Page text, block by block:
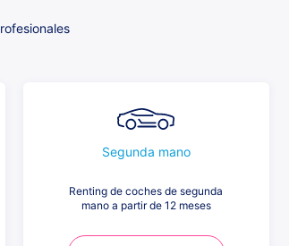
Segunda mano
Renting de coches de segunda
mano a partir de 12 meses